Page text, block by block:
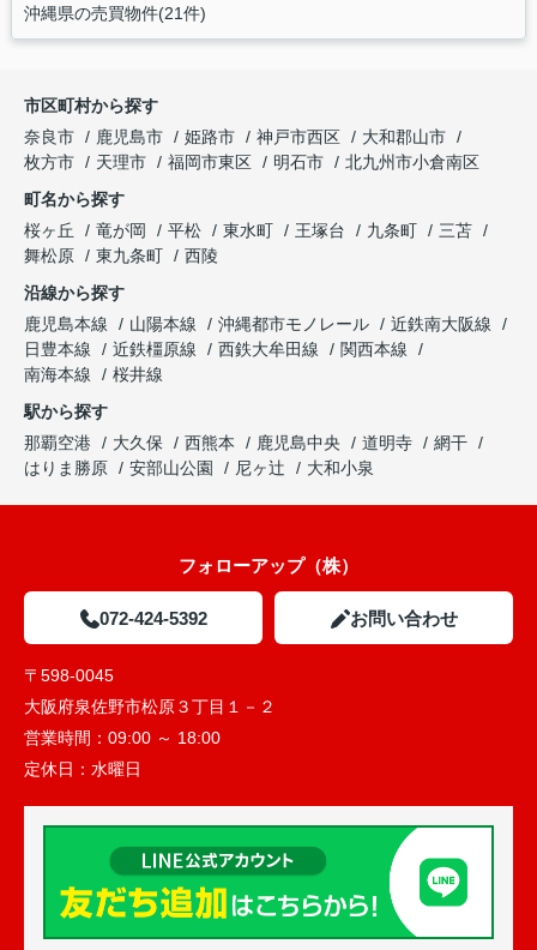
沖縄県の売買物件(21件)
市区町村から探す
奈良市
鹿児島市 姫路市 神戸市西区
大和郡山市
枚方市
天理市 福岡市東区 明石市
北九州市小倉南区
町名から探す
桜ヶ丘
竜が岡 平松 東水町 王塚台 九条町
三苫
舞松原
東九条町
西陵
沿線から探す
鹿児島本線
山陽本線 沖縄都市モノレール
近鉄南大阪線
日豊本線
近鉄橿原線 西鉄大牟田線
関西本線
南海本線
桜井線
駅から探す
那覇空港
大久保 西熊本 鹿児島中央 道明寺
網干
はりま勝原
安部山公園 尼ヶ辻 大和小泉
フォローアップ（株）
072-424-5392 お問い合わせ
〒598-0045
大阪府泉佐野市松原３丁目１－２
営業時間： 09:00 ～ 18:00
定休日： 水曜日